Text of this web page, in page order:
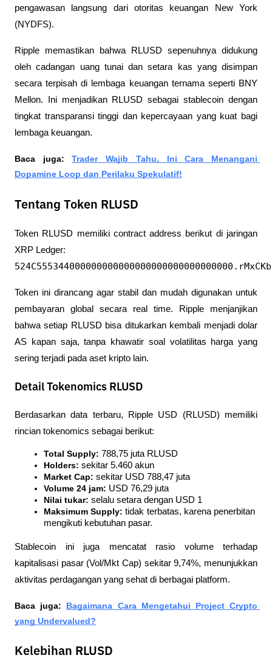
pengawasan langsung dari otoritas keuangan New York
(NYDFS).
Ripple memastikan bahwa RLUSD sepenuhnya didukung
oleh cadangan uang tunai dan setara kas yang disimpan
secara terpisah di lembaga keuangan ternama seperti BNY
Mellon. Ini menjadikan RLUSD sebagai stablecoin dengan
tingkat transparansi tinggi dan kepercayaan yang kuat bagi
lembaga keuangan.
Baca juga: Trader Wajib Tahu, Ini Cara Menangani
Dopamine Loop dan Perilaku Spekulatif!
Tentang Token RLUSD
Token RLUSD memiliki contract address berikut di jaringan
XRP Ledger:
Token ini dirancang agar stabil dan mudah digunakan untuk
pembayaran global secara real time. Ripple menjanjikan
bahwa setiap RLUSD bisa ditukarkan kembali menjadi dolar
AS kapan saja, tanpa khawatir soal volatilitas harga yang
sering terjadi pada aset kripto lain.
Detail Tokenomics RLUSD
Berdasarkan data terbaru, Ripple USD (RLUSD) memiliki
rincian tokenomics sebagai berikut:
Total Supply: 788,75 juta RLUSD
Holders: sekitar 5.460 akun
Market Cap: sekitar USD 788,47 juta
Volume 24 jam: USD 76,29 juta
Nilai tukar: selalu setara dengan USD 1
Maksimum Supply: tidak terbatas, karena penerbitan
mengikuti kebutuhan pasar.
Stablecoin ini juga mencatat rasio volume terhadap
kapitalisasi pasar (Vol/Mkt Cap) sekitar 9,74%, menunjukkan
aktivitas perdagangan yang sehat di berbagai platform.
Baca juga: Bagaimana Cara Mengetahui Project Crypto
yang Undervalued?
Kelebihan RLUSD